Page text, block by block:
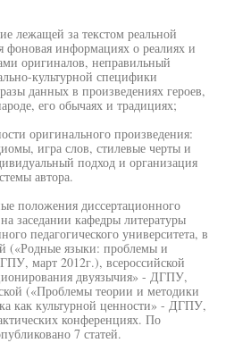
лежащей за текстом реальной
фоновая информациях о реалиях и
оригиналов, неправильный
культурной специфики
данных в произведениях героев,
его обычаях и традициях;
оригинального произведения:
игра слов, стилевые черты и
подход и организация
автора.
положения диссертационного
заседании кафедры литературы
педагогического университета, в
(«Родные языки: проблемы и
март 2012г.), всероссийской
двуязычия» - ДГПУ,
(«Проблемы теории и методики
как культурной ценности» - ДГПУ,
конференциях. По
7 статей.